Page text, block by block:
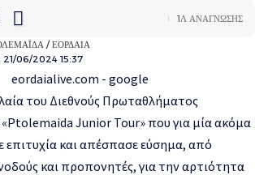
06/2024 15:37
/ ΕΟΡΔΑΊΑ
1Λ ΑΝΆΓΝΩΣΗΣ
του Διεθνούς Πρωταθλήματος
Junior Tour» που για μία ακόμα
επιτυχία και απέσπασε εύσημα, από
και προπονητές, για την αρτιότητα